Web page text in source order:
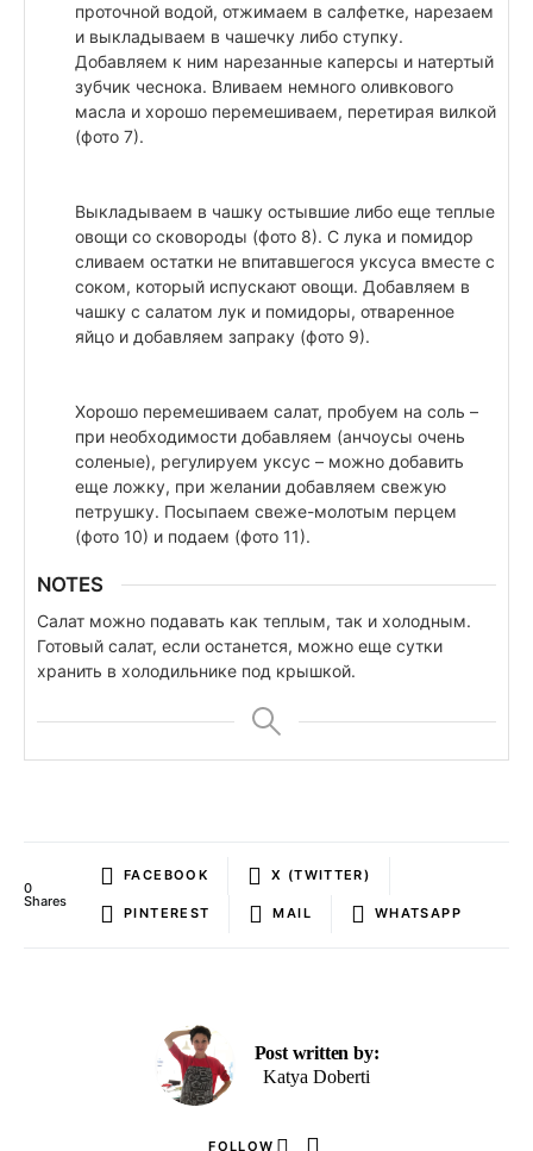
проточной водой, отжимаем в салфетке, нарезаем
и выкладываем в чашечку либо ступку.
Добавляем к ним нарезанные каперсы и натертый
зубчик чеснока. Вливаем немного оливкового
масла и хорошо перемешиваем, перетирая вилкой
(фото 7).
Выкладываем в чашку остывшие либо еще теплые
овощи со сковороды (фото 8). С лука и помидор
сливаем остатки не впитавшегося уксуса вместе с
соком, который испускают овощи. Добавляем в
чашку с салатом лук и помидоры, отваренное
яйцо и добавляем запраку (фото 9).
Хорошо перемешиваем салат, пробуем на соль –
при необходимости добавляем (анчоусы очень
соленые), регулируем уксус – можно добавить
еще ложку, при желании добавляем свежую
петрушку. Посыпаем свеже-молотым перцем
(фото 10) и подаем (фото 11).
NOTES
Салат можно подавать как теплым, так и холодным.
Готовый салат, если останется, можно еще сутки
хранить в холодильнике под крышкой.
0
Shares
FACEBOOK X (TWITTER)
PINTEREST MAIL WHATSAPP
Post written by:
Katya Doberti
FOLLOW